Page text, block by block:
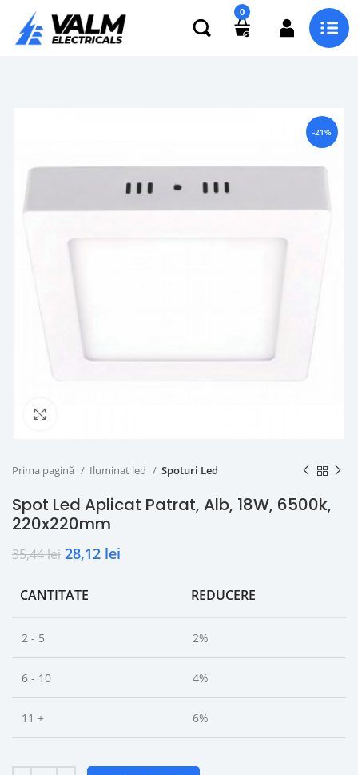
0
-21%
Prima pagină Iluminat led Spoturi Led
Spot Led Aplicat Patrat, Alb, 18W, 6500k,
220x220mm
35,44lei 28,12 lei
CANTITATE REDUCERE
2 - 5 2%
6 - 10 4%
11 + 6%